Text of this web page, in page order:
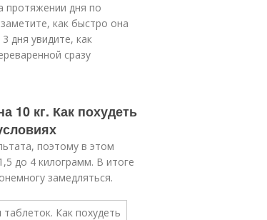
протяжении дня по
как быстро она
дня увидите, как
сразу
10 кг. Как похудеть
поэтому в этом
до 4 килограмм. В итоге
замедляться.